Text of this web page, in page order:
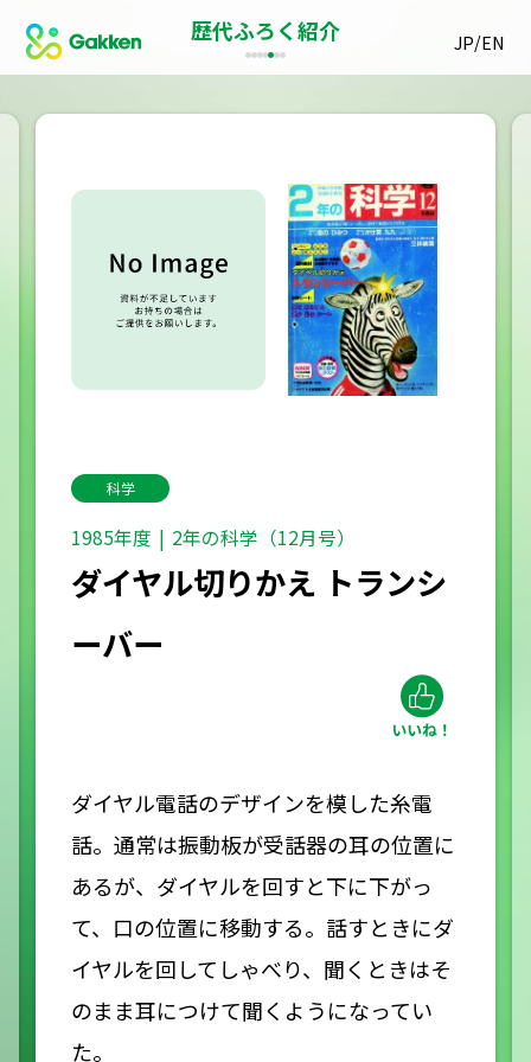
JP/EN
歴代ふろく紹介
科学
1985年度 2年の科学（12月号）
ダイヤル切りかえ トランシ
ーバー
ダイヤル電話のデザインを模した糸電
話。通常は振動板が受話器の耳の位置に
あるが、ダイヤルを回すと下に下がっ
て、口の位置に移動する。話すときにダ
イヤルを回してしゃべり、聞くときはそ
のまま耳につけて聞くようになってい
た。